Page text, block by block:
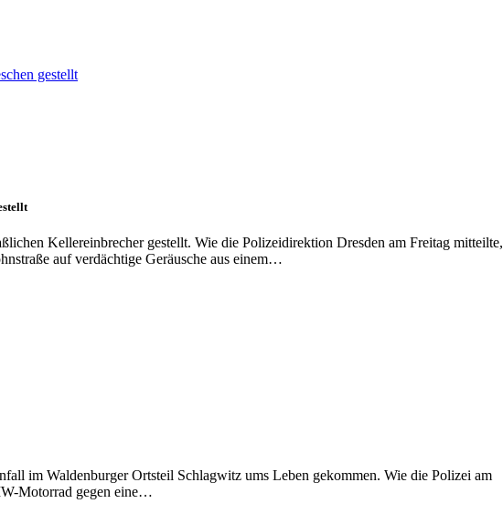
Kellereinbrecher gestellt. Wie die Polizeidirektion Dresden am Freitag mitteilte,
auf verdächtige Geräusche aus einem…
im Waldenburger Ortsteil Schlagwitz ums Leben gekommen. Wie die Polizei am
Motorrad gegen eine…